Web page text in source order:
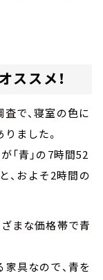
ススメ！
で、寝室の色に
ました。
「青」の7時間52
、およそ2時間の
まな価格帯で青
具なので、青を